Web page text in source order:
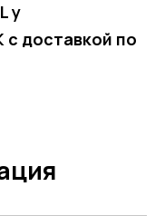
у
с доставкой по